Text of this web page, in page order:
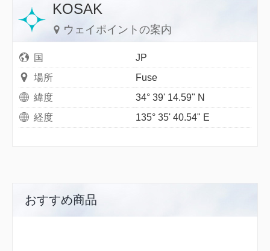
KOSAK
ウェイポイントの案内
国
JP
場所
Fuse
緯度
34° 39' 14.59" N
経度
135° 35' 40.54" E
おすすめ商品